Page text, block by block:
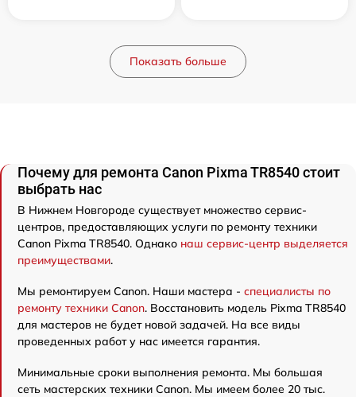
Показать больше
Почему для ремонта Canon Pixma TR8540 стоит
выбрать нас
В Нижнем Новгороде существует множество сервис-
центров, предоставляющих услуги по ремонту техники
Canon Pixma TR8540. Однако наш сервис-центр выделяется
преимуществами.
Мы ремонтируем Canon. Наши мастера - специалисты по
ремонту техники Canon. Восстановить модель Pixma TR8540
для мастеров не будет новой задачей. На все виды
проведенных работ у нас имеется гарантия.
Минимальные сроки выполнения ремонта. Мы большая
сеть мастерских техники Canon. Мы имеем более 20 тыс.